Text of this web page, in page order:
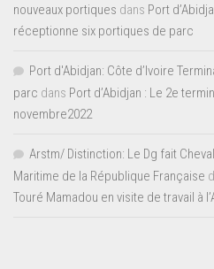
nouveaux portiques dans Port
réceptionne six portiques de parc
Port d'Abidjan: Côte d’Ivoire
parc dans Port d’Abidjan : Le 2e
novembre2022
Arstm/ Distinction: Le Dg fait
Maritime de la République Française
Touré Mamadou en visite de travail à